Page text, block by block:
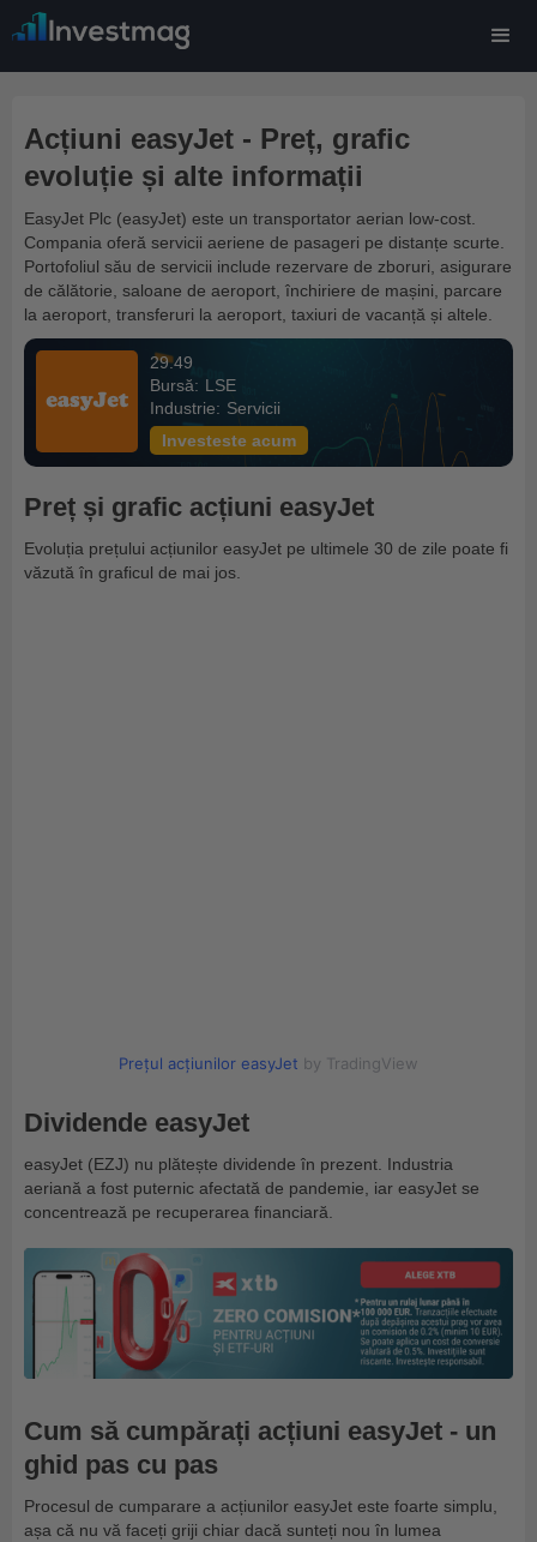
Acțiuni easyJet - Preț, grafic
evoluție și alte informații
EasyJet Plc (easyJet) este un transportator aerian low-cost.
Compania oferă servicii aeriene de pasageri pe distanțe scurte.
Portofoliul său de servicii include rezervare de zboruri, asigurare
de călătorie, saloane de aeroport, închiriere de mașini, parcare
la aeroport, transferuri la aeroport, taxiuri de vacanță și altele.
29.49
Bursă: LSE
Industrie: Servicii
Investeste acum
Preț și grafic acțiuni easyJet
Evoluția prețului acțiunilor easyJet pe ultimele 30 de zile poate fi
văzută în graficul de mai jos.
Prețul acțiunilor easyJet by TradingView
Dividende easyJet
easyJet (EZJ) nu plătește dividende în prezent. Industria
aeriană a fost puternic afectată de pandemie, iar easyJet se
concentrează pe recuperarea financiară.
Cum să cumpărați acțiuni easyJet - un
ghid pas cu pas
Procesul de cumparare a acțiunilor easyJet este foarte simplu,
așa că nu vă faceți griji chiar dacă sunteți nou în lumea